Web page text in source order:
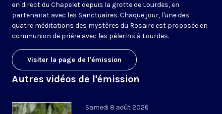
en direct du Chapelet depuis la grotte de Lourdes, en
partenariat avec les Sanctuaires. Chaque jour, l'une des
quatre méditations des mystères du Rosaire est proposée en
communion de prière avec les pèlerins à Lourdes.
Visiter la page de l'émission
Autres vidéos de l'émission
Samedi 8 août 2026